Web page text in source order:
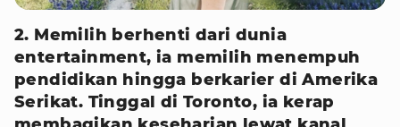
2. Memilih berhenti dari dunia
entertainment, ia memilih menempuh
pendidikan hingga berkarier di Amerika
Serikat. Tinggal di Toronto, ia kerap